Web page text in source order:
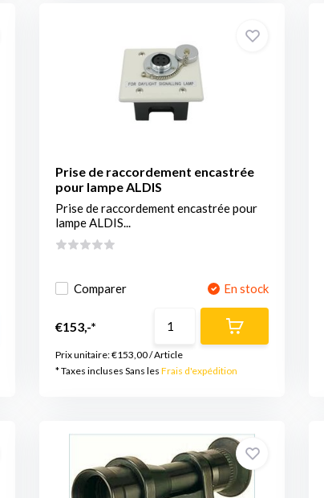
Prise de raccordement encastrée
pour lampe ALDIS
Prise de raccordement encastrée pour
lampe ALDIS...
Comparer En stock
€153,-*
Prix unitaire:€153,00/Article
* Taxes incluses Sans les Frais d'expédition